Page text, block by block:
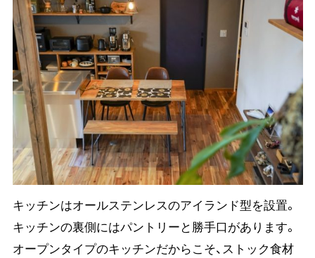
キッチンはオールステンレスのアイランド型を設置。
キッチンの裏側にはパントリーと勝手口があります。
オープンタイプのキッチンだからこそ、ストック食材